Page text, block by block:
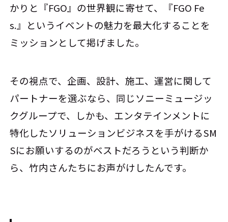
かりと『FGO』の世界観に寄せて、『FGO Fe
s.』というイベントの魅力を最大化することを
ミッションとして掲げました。
その視点で、企画、設計、施工、運営に関して
パートナーを選ぶなら、同じソニーミュージッ
クグループで、しかも、エンタテインメントに
特化したソリューションビジネスを手がけるSM
Sにお願いするのがベストだろうという判断か
ら、竹内さんたちにお声がけしたんです。